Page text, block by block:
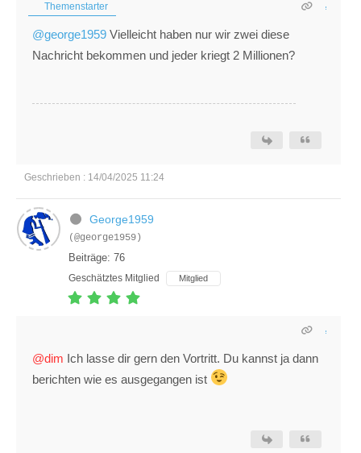
Themenstarter
@george1959 Vielleicht haben nur wir zwei diese
Nachricht bekommen und jeder kriegt 2 Millionen?
Geschrieben : 14/04/2025 11:24
George1959
(@george1959)
Beiträge: 76
Geschätztes Mitglied Mitglied
@dim Ich lasse dir gern den Vortritt. Du kannst ja dann
berichten wie es ausgegangen ist